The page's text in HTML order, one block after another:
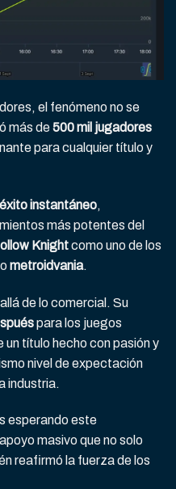
el fenómeno no se
más de500 mil jugadores
para cualquier título y
éxito instantáneo,
más potentes del
Knightcomo uno de los
metroidvania.
de lo comercial. Su
para los juegos
título hecho con pasión y
nivel de expectación
industria.
esperando este
masivo que no solo
reafirmó la fuerza de los